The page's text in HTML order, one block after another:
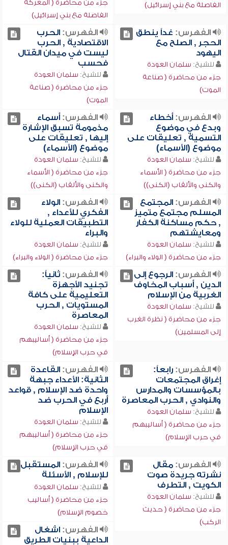
الفاصلة مع بني إسرائيل)
جزء من محاضرة ( المعركة
الفاصلة مع بني إسرائيل)
الفهرس: غداً ينطق
الحجر , الصلح مع
اليهود
للشيخ: سلمان العودة
جزء من محاضرة ( صناعة
الموت)
الفهرس:الحرب
الاقتصادية , الحرب
ليست في ميدان القتال
فحسب
للشيخ: سلمان العودة
جزء من محاضرة ( صناعة
الموت)
الفهرس:أخطاء
وبدع في موضوع
التسمية , تعليقات على
موضوع (الأسماء)
للشيخ: سلمان العودة
جزء من محاضرة ( الأسماء
والكنى والألقاب (الكنى))
الفهرس:أسماء
مذمومة تسبق الإشارة
إليها , تعليقات على
موضوع (الأسماء)
للشيخ: سلمان العودة
جزء من محاضرة ( الأسماء
والكنى والألقاب (الكنى))
الفهرس:المجتمع
المسلم مجتمع متميز
, حكم مساكنة الكفار
ومعايشتهم
للشيخ: سلمان العودة
جزء من محاضرة ( الولاء والبراء)
الفهرس:الولاء
الفكري للأعداء ,
التطبيقات العملية للولاء
والبراء
للشيخ: سلمان العودة
جزء من محاضرة ( الولاء والبراء)
الفهرس:الرجوع إلى
الدين , أسباب المخاوف
الغربية من الإسلام
للشيخ: سلمان العودة
جزء من محاضرة ( نظرة الغرب
إلى المسلمين)
الفهرس:ثانياً:
تجنيد الأجهزة
التعليمية على كافة
المستويات , الحرب
المعاصرة
للشيخ: سلمان العودة
جزء من محاضرة ( أساليبهم
في حرب الإسلام)
الفهرس:رابعاً:
إغراق المجتمعات
بالمؤسسات والمدارس
والنوادي , الحرب المعاصرة
للشيخ: سلمان العودة
جزء من محاضرة ( أساليبهم
في حرب الإسلام)
الفهرس:القاعدة
الثانية: الأعداء جبهة
واحدة ضد الإسلام , قواعد
أربع في الحرب ضد
الإسلام
للشيخ: سلمان العودة
جزء من محاضرة ( أساليبهم
في حرب الإسلام)
الفهرس:مقال
نشرته جريدة صوت
الكويت , التطرف
للشيخ: سلمان العودة
جزء من محاضرة ( حديث
الركب)
الفهرس:المستقبل
للإسلام , الأسئلة
للشيخ: سلمان العودة
جزء من محاضرة ( أساليب
خصوم الإسلام)
الفهرس:اشغال
الداعية ببنيات الطريق